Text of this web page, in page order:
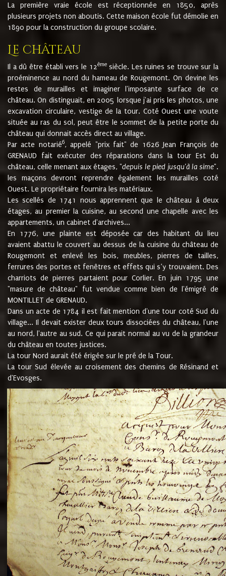
La première vraie école est réceptionnée en 1850, après
plusieurs projets non aboutis. Cette maison école fut démolie en
1890 pour la construction du groupe scolaire.
Le château
Il a dû être établi vers le 12èmesiècle. Les ruines se trouve sur la
proéminence au nord du hameau de Rougemont. On devine les
restes de murailles et imaginer l'imposante surface de ce
château. On distinguait, en 2005 lorsque j'ai pris les photos, une
excavation circulaire, vestige de la tour. Coté Ouest une voute
située au ras du sol, peut être le sommet de la petite porte du
château qui donnait accès direct au village.
Par acte notarié6, appelé "prix fait" de 1626 Jean François de
GRENAUD fait exécuter des réparations dans la tour Est du
château, celle menant aux étages, "depuis le pied jusqu'à la sime".
les maçons devront reprendre également les murailles coté
Ouest. Le propriétaire fournira les matériaux.
Les scellés de 1741 nous apprennent que le château à deux
étages, au premier la cuisine, au second une chapelle avec les
appartements, un cabinet d'archives...
En 1776, une plainte est déposée car des habitant du lieu
avaient abattu le couvert au dessus de la cuisine du château de
Rougemont et enlevé les bois, meubles, pierres de tailles,
ferrures des portes et fenêtres et effets qui s’y trouvaient. Des
charriots de pierres partaient pour Corlier. En juin 1795 une
"masure de château" fut vendue comme bien de l'émigré de
MONTILLET de GRENAUD.
Dans un acte de 1784 il est fait mention d'une tour coté Sud du
village... Il devait exister deux tours dissociées du château, l'une
au nord, l'autre au sud. Ce qui parait normal au vu de la grandeur
du château en toutes justices.
La tour Nord aurait été érigée sur le pré de la Tour.
La tour Sud élevée au croisement des chemins de Résinand et
d'Evosges.